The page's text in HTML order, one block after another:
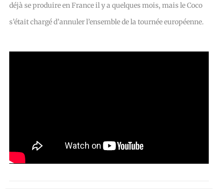
déjà se produire en France il y a quelques mois, mais le Coco
s’était chargé d’annuler l’ensemble de la tournée européenne.